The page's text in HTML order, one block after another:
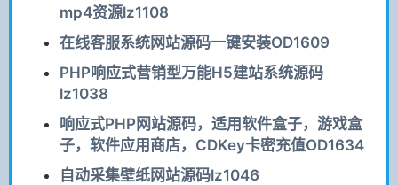
mp4资源lz1108
在线客服系统网站源码一键安装OD1609
PHP响应式营销型万能H5建站系统源码
lz1038
响应式PHP网站源码，适用软件盒子，游戏盒
子，软件应用商店，CDKey卡密充值OD1634
自动采集壁纸网站源码lz1046